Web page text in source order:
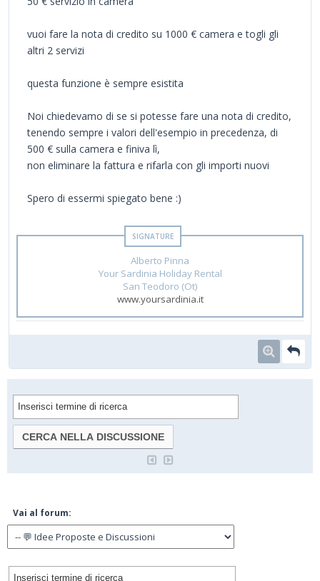
vuoi fare la nota di credito su 1000 € camera e togli gli
altri 2 servizi
questa funzione è sempre esistita
Noi chiedevamo di se si potesse fare una nota di credito,
tenendo sempre i valori dell'esempio in precedenza, di
500 € sulla camera e finiva lì,
non eliminare la fattura e rifarla con gli importi nuovi
Spero di essermi spiegato bene :)
Alberto Pinna
Your Sardinia Holiday Rental
San Teodoro (Ot)
www.yoursardinia.it
Vai al forum: